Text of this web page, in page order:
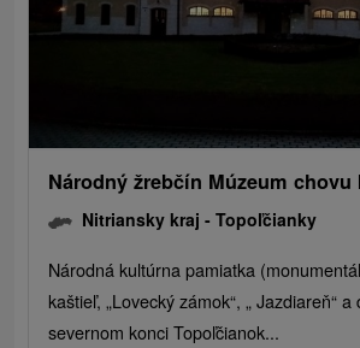
Národný žrebčín Múzeum chovu
Nitriansky kraj -Topoľčianky
Národná kultúrna pamiatka
kaštieľ, „Lovecký zámok“, „ Jazdiareň“
severnom konci Topoľčianok...